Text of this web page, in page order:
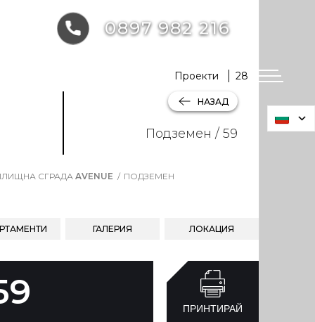
НАЗАД
Подземен / 59
СГРАДА AVENUE ПОДЗЕМЕН
ГАЛЕРИЯ ЛОКАЦИЯ
ПРИНТИРАЙ
Проекти 28
0897 982 216